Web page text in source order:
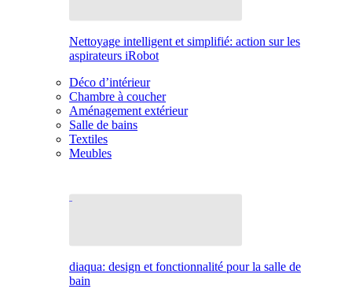
Nettoyage intelligent et simplifié: action sur les
aspirateurs iRobot
Déco d’intérieur
Chambre à coucher
Aménagement extérieur
Salle de bains
Textiles
Meubles
diaqua: design et fonctionnalité pour la salle de
bain